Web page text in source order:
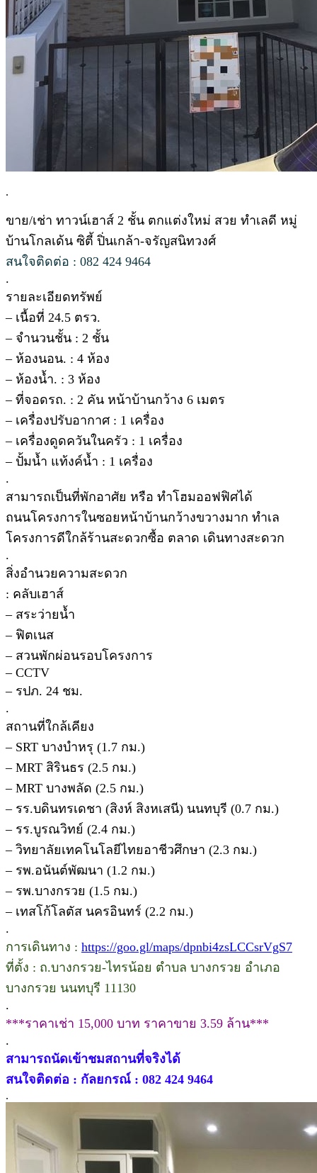
.
ขาย/เช่า ทาวน์เฮาส์ 2 ชั้น ตกแต่งใหม่ สวย ทำเลดี หมู่
บ้านโกลเด้น ซิตี้ ปิ่นเกล้า-จรัญสนิทวงศ์
สนใจติดต่อ : 082 424 9464
.
รายละเอียดทรัพย์
– เนื้อที่ 24.5 ตรว.
– จำนวนชั้น : 2 ชั้น
– ห้องนอน. : 4 ห้อง
– ห้องน้ำ. : 3 ห้อง
– ที่จอดรถ. : 2 คัน หน้าบ้านกว้าง 6 เมตร
– เครื่องปรับอากาศ : 1 เครื่อง
– เครื่องดูดควันในครัว : 1 เครื่อง
– ปั้มน้ำ แท้งค์น้ำ : 1 เครื่อง
.
สามารถเป็นที่พักอาศัย หรือ ทำโฮมออฟฟิศได้
ถนนโครงการในซอยหน้าบ้านกว้างขวางมาก ทำเล
โครงการดีใกล้ร้านสะดวกซื้อ ตลาด เดินทางสะดวก
.
สิ่งอำนวยความสะดวก
: คลับเฮาส์
– สระว่ายน้ำ
– ฟิตเนส
– สวนพักผ่อนรอบโครงการ
– CCTV
– รปภ. 24 ชม.
.
สถานที่ใกล้เคียง
– SRT บางบำหรุ (1.7 กม.)
– MRT สิรินธร (2.5 กม.)
– MRT บางพลัด (2.5 กม.)
– รร.บดินทรเดชา (สิงห์ สิงหเสนี) นนทบุรี (0.7 กม.)
– รร.บูรณวิทย์ (2.4 กม.)
– วิทยาลัยเทคโนโลยีไทยอาชีวศึกษา (2.3 กม.)
– รพ.อนันต์พัฒนา (1.2 กม.)
– รพ.บางกรวย (1.5 กม.)
– เทสโก้โลตัส นครอินทร์ (2.2 กม.)
.
การเดินทาง : https://goo.gl/maps/dpnbi4zsLCCsrVgS7
ที่ตั้ง : ถ.บางกรวย-ไทรน้อย ตำบล บางกรวย อำเภอ
บางกรวย นนทบุรี 11130
.
***ราคาเช่า 15,000 บาท ราคาขาย 3.59 ล้าน***
.
สามารถนัดเข้าชมสถานที่จริงได้
สนใจติดต่อ : กัลยกรณ์ : 082 424 9464
.